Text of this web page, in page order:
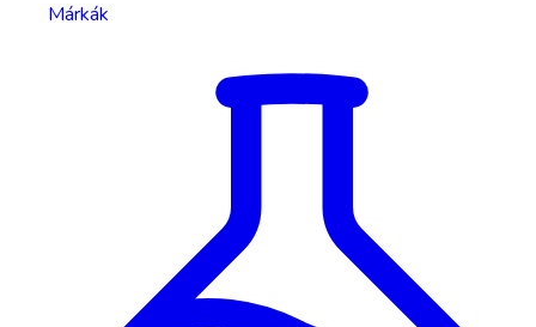
Márkák